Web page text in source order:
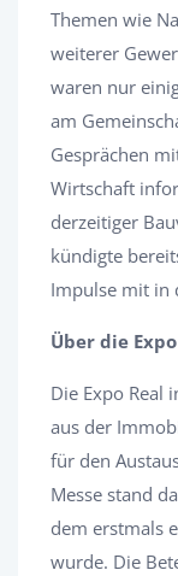
Themen wie
weiterer
waren nur
am
Gesprächen
Wirtschaft
derzeitiger
kündigte
Impulse mit in
Über die
Die Expo Real
aus der
für den
Messe stand
dem erstmals
wurde. Die